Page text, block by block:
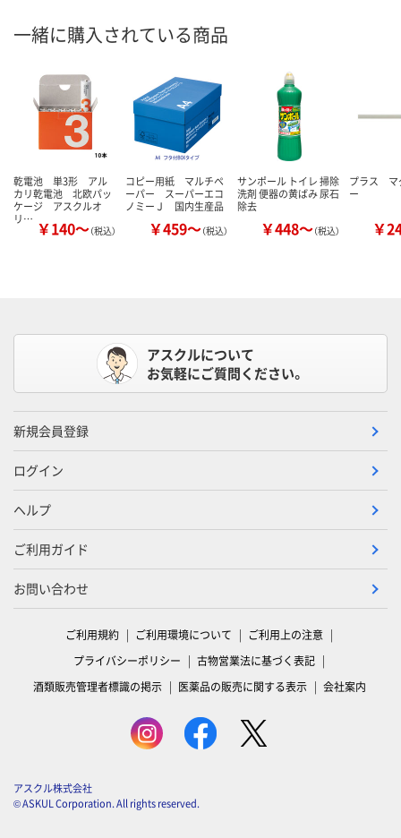
一緒に購入されている商品
乾電池 単3形 アル
カリ乾電池 北欧パッ
ケージ アスクルオ
リ… ￥140～（税込）
コピー用紙 マルチペ
ーパー スーパーエコ
ノミーＪ 国内生産品
￥459～（税込）
サンポール トイレ 掃除
洗剤 便器の黄ばみ 尿石
除去
￥448～（税込）
プラス マ
ー
￥
アスクルについて
お気軽にご質問ください。
新規会員登録
ログイン
ヘルプ
ご利用ガイド
お問い合わせ
ご利用規約 ご利用環境について
ご利用上の注意
プライバシーポリシー
古物営業法に基づく表記
酒類販売管理者標識の掲示
医薬品の販売に関する表示 会社案内
アスクル株式会社
© ASKUL Corporation. All rights reserved.